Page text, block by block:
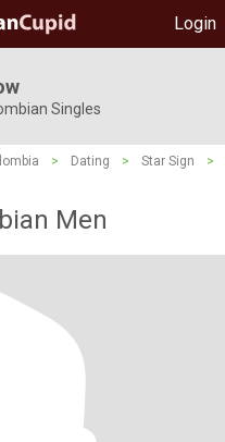
Login
Singles
> Dating > Star Sign
>
Men